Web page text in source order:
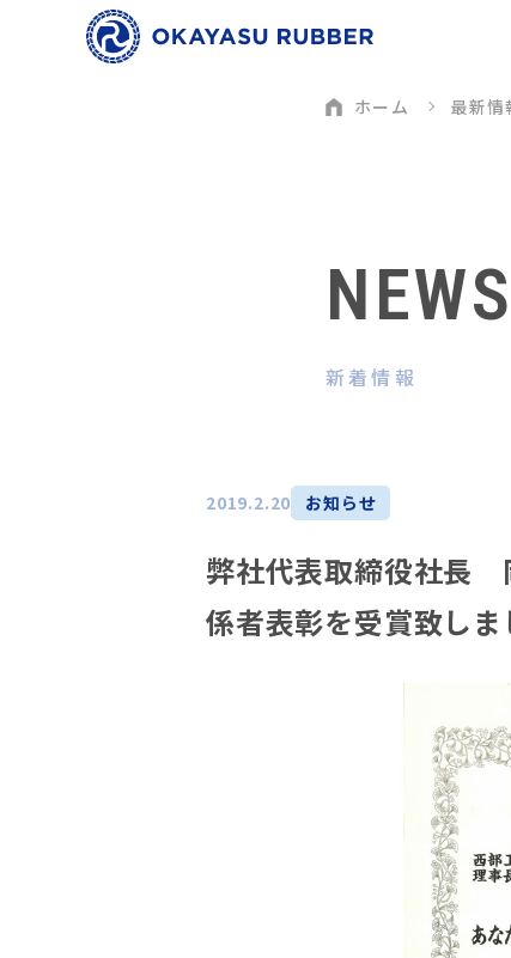
ホーム 最新情
NEWS
新着情報
2019.2.20 お知らせ
弊社代表取締役社長
係者表彰を受賞致しま